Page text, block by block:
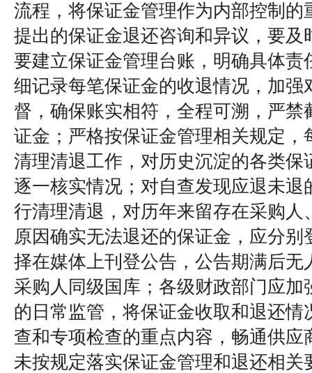
流程，将保证金管理作为内部控制的
提出的保证金退还咨询和异议，要及
要建立保证金管理台账，明确具体责
细记录每笔保证金的收退情况，加强
督，确保账实相符，全程可溯，严禁
证金；严格按保证金管理相关规定，
清理清退工作，对历史沉淀的各类保
逐一核实情况；对自查发现应退未退
行清理清退，对历年来留存在采购人
原因确实无法退还的保证金，应分别
择在媒体上刊登公告，公告期满后无
采购人同级国库；各级财政部门应加
的日常监管，将保证金收取和退还情
查和专项检查的重点内容，畅通供应
未按规定落实保证金管理和退还相关